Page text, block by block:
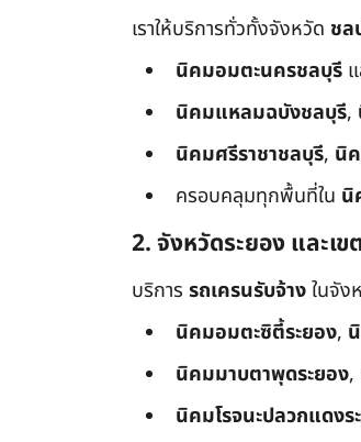
เราให้บริการทั่วทั้งจังหวัด ชล
นิคมอมตะนครชลบุรี
นิคมแหลมฉบังชลบุรี,
นิคมศรีราชาชลบุรี, นิ
ครอบคลุมทุกพื้นที่ใน นิ
2. จังหวัดระยอง และเ
บริการ รถเครนรับจ้างในจัง
นิคมอมตะซิตี้ระยอง,
นิคมมาบตาพุดระยอง,
นิคมโรจนะปลวกแดงร